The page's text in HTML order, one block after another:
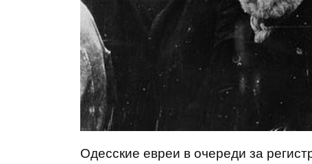
Одесские евреи в очереди за